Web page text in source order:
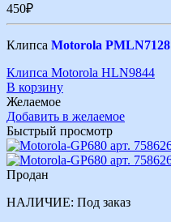
450₽
Клипса Motorola PMLN7128
Клипса Motorola HLN9844
В корзину
Желаемое
Добавить в желаемое
Быстрый просмотр
Продан
НАЛИЧИЕ: Под заказ